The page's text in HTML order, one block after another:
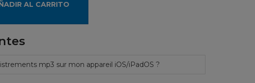
AL CARRITO
mp3 sur mon appareil iOS/iPadOS ?